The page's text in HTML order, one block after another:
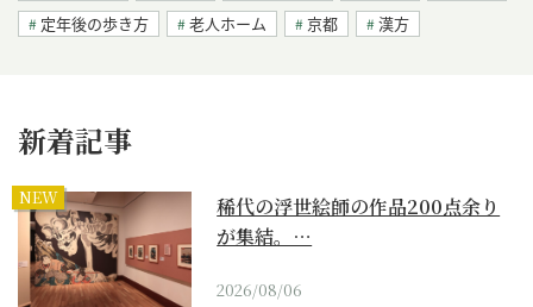
定年後の歩き方
老人ホーム 京都 漢方
新着記事
NEW
稀代の浮世絵師の作品200点余り
が集結。…
2026/08/06